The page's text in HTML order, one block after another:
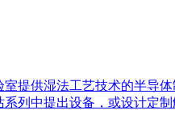
提供湿法工艺技术的半
列中提出设备，或设计定